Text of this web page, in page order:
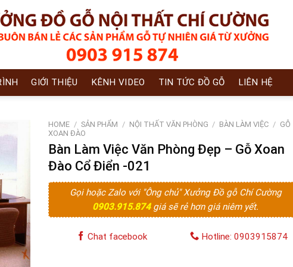
GIỚI THIỆU KÊNH VIDEO TIN TỨC ĐỒ GỖ LIÊN HỆ
HOME / SẢN PHẨM / NỘI THẤT VĂN PHÒNG / BÀN LÀM VIỆC / GỖ
XOAN ĐÀO
Bàn Làm Việc Văn Phòng Đẹp – Gỗ Xoan
Đào Cổ Điển -021
Gọi hoặc Zalo với "Ông chủ" Xưởng Đồ gỗ Chí Cường
0903.915.874 giá sẽ rẻ hơn giá niêm yết.
Chat facebook Hotline: 0903915874